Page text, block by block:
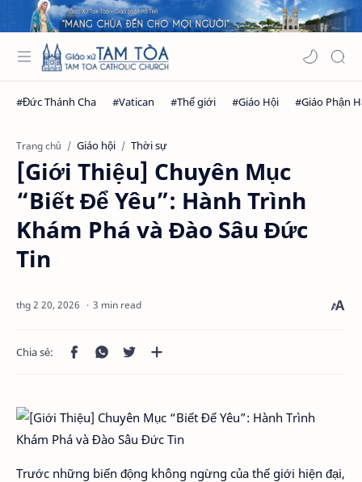
Trang chủ Giáo hội Thời sự
[Giới Thiệu] Chuyên Mục
“Biết Để Yêu”: Hành Trình
Khám Phá và Đào Sâu Đức
Tin
3 min read
Trước những biến động không ngừng của thế giới hiện đại,